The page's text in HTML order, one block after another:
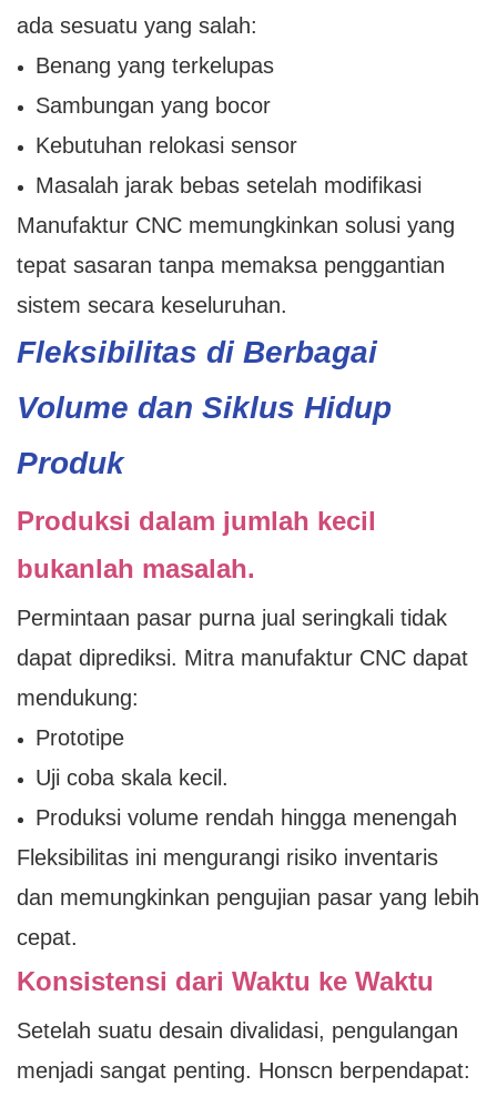
ada sesuatu yang salah:
Benang yang terkelupas
Sambungan yang bocor
Kebutuhan relokasi sensor
Masalah jarak bebas setelah modifikasi
Manufaktur CNC memungkinkan solusi yang
tepat sasaran tanpa memaksa penggantian
sistem secara keseluruhan.
Fleksibilitas di Berbagai
Volume dan Siklus Hidup
Produk
Produksi dalam jumlah kecil
bukanlah masalah.
Permintaan pasar purna jual seringkali tidak
dapat diprediksi. Mitra manufaktur CNC dapat
mendukung:
Prototipe
Uji coba skala kecil.
Produksi volume rendah hingga menengah
Fleksibilitas ini mengurangi risiko inventaris
dan memungkinkan pengujian pasar yang lebih
cepat.
Konsistensi dari Waktu ke Waktu
Setelah suatu desain divalidasi, pengulangan
menjadi sangat penting. Honscn berpendapat: